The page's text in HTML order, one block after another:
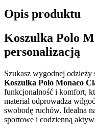
Opis produktu
Koszulka Polo
personalizacją
Szukasz wygodnej
Koszulka Polo Monaco
funkcjonalność i komfort,
materiał odprowadza
swobodę ruchów. Idealna
sportowe i codzienną